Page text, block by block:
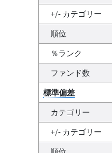
+/- カテゴリー
順位
％ランク
ファンド数
標準偏差
カテゴリー
+/- カテゴリー